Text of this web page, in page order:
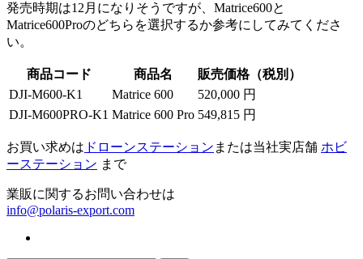
発売時期は12月になりそうですが、Matrice600と
Matrice600Proのどちらを選択するか参考にしてみてくださ
い。
商品コード 商品名
販売価格（税別）
DJI-M600-K1
Matrice 600
520,000 円
DJI-M600PRO-K1 Matrice 600 Pro 549,815 円
お買い求めは ドローンステーション または当社実店舗 ホビ
ーステーション まで
業販に関するお問い合わせは
info@polaris-export.com